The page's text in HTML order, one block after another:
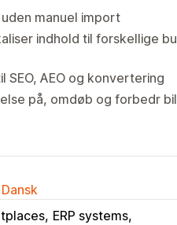
manuel import
indhold til forskellige
AEO og konvertering
på, omdøb og forbedr
ERP systems